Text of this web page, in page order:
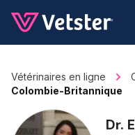
Vétérinaires en ligne
Colombie-Britannique
Dr.